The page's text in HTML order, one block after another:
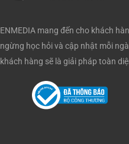
ENMEDIA mang đến cho khách
ngừng học hỏi và cập nhật mỗi
khách hàng sẽ là giải pháp toàn